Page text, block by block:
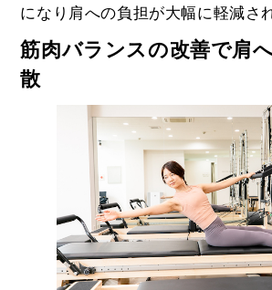
になり肩への負担が大幅に軽減さ
筋肉バランスの改善で肩
散